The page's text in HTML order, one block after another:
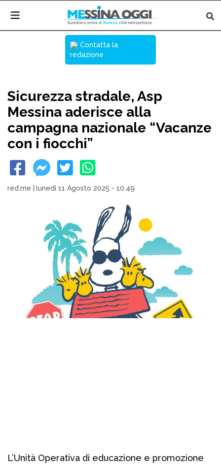
Contatta la
redazione
Sicurezza stradale, Asp
Messina aderisce alla
campagna nazionale “Vacanze
con i fiocchi”
red.me lunedì 11 Agosto 2025 - 10:49
L’Unità Operativa di educazione e promozione